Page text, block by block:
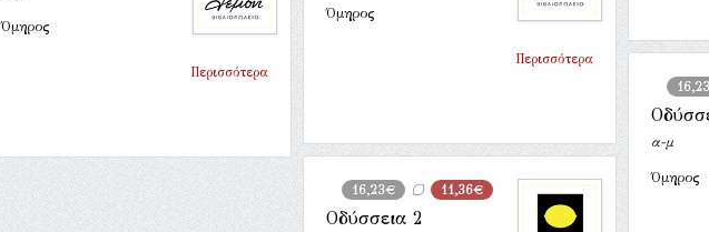
Όμηρος
Περισσότερα
Όμηρος
Περισσότερα
α-μ
Όμηρος
16,23€ 11,36€
Οδύσσεια 2